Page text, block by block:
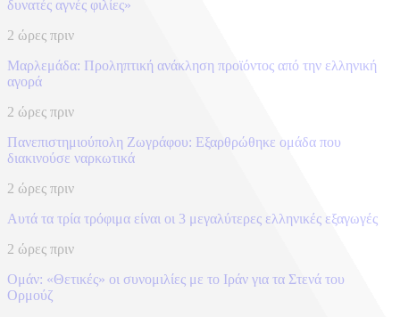
δυνατές αγνές φιλίες»
2 ώρες πριν
Μαρλεμάδα: Προληπτική ανάκληση προϊόντος από την ελληνική
αγορά
2 ώρες πριν
Πανεπιστημιούπολη Ζωγράφου: Εξαρθρώθηκε ομάδα που
διακινούσε ναρκωτικά
2 ώρες πριν
Αυτά τα τρία τρόφιμα είναι οι 3 μεγαλύτερες ελληνικές εξαγωγές
2 ώρες πριν
Ομάν: «Θετικές» οι συνομιλίες με το Ιράν για τα Στενά του
Ορμούζ